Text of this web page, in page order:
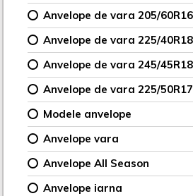
Anvelope de vara 205/60R16
Anvelope de vara 225/40R18
Anvelope de vara 245/45R18
Anvelope de vara 225/50R17
Modele anvelope
Anvelope vara
Anvelope All Season
Anvelope iarna